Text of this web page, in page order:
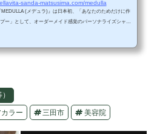
sanda-matsusima.com/medulla
(メデュラ)』は日本初、「あなたのためだけに作
ー」として、オーダーメイド感覚のパーソナライズシャン
ご紹介致します。 初回限定でメデュラクーポンコード【be
カラー 三田市 美容院